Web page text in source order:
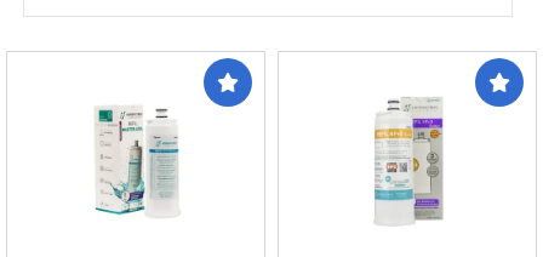
MAIS VENDIDOS
MENOR PREÇO
MAIOR PREÇO